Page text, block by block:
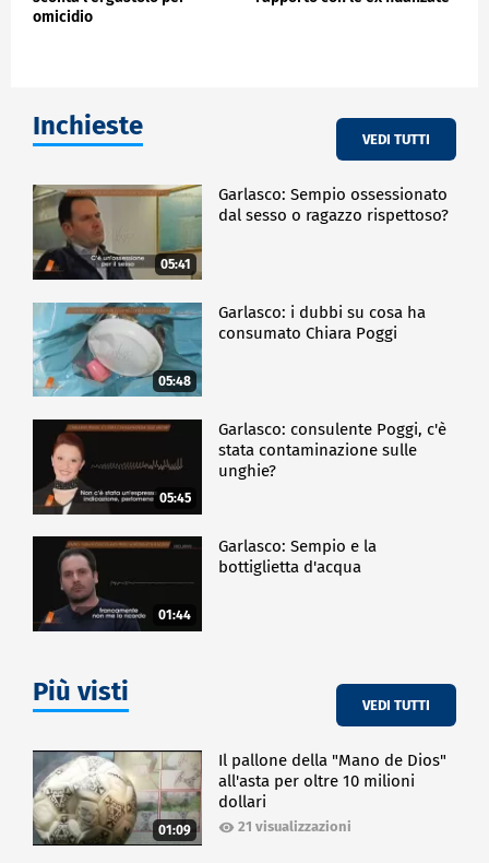
omicidio
Inchieste VEDI TUTTI
05:41
Garlasco: Sempio ossessionato
dal sesso o ragazzo rispettoso?
05:48
Garlasco: i dubbi su cosa ha
consumato Chiara Poggi
05:45
Garlasco: consulente Poggi, c'è
stata contaminazione sulle
unghie?
01:44
Garlasco: Sempio e la
bottiglietta d'acqua
Più visti VEDI TUTTI
01:09
Il pallone della "Mano de Dios"
all'asta per oltre 10 milioni
dollari
21 visualizzazioni